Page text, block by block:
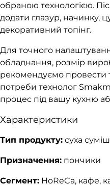
обраною технологією.
додати глазур, начинку,
декоративний топінг.
Для точного
обладнання, розмір
рекомендуємо провести
потреби технолог
процес під вашу кухню
Характеристики
Тип продукту: суха суміш
Призначення: пончики
Сегмент: HoReCa, кафе,